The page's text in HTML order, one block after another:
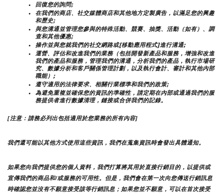
回復您的詢問;
在我們的商店、社交媒體商店和其他地方定製廣告，以滿足您的興趣
和歷史;
與您溝通並管理您參與的特殊活動、競賽、抽獎、活動（如有）、調
查和其他優惠;
操作並與您就我們的社交網路或[移動應用程式]進行溝通;
運營、評估和改進我們的業務（包括開發新產品和服務，增強和改進
我們的產品和服務，管理我們的溝通，分析我們的產品，執行市場研
究、數據分析和客戶關係管理計劃，以及執行會計、審計和其他內部
職能）;
遵守適用的法律要求、相關行業標準和我們的政策;
為避免重複並確保您的資訊的準確性，請定期在內部或通過我們的服
務提供者進行數據清理，鏈接或合併我們的記錄。
[注意：請務必列出包括適用於您業務的所有內容]
我們還可能以其他方式使用這些資訊，我們在蒐集資訊時會發出具體通知。
如果您向我們提供您的個人資料，我們打算將其用於直接行銷目的，以提供或
宣傳我們的商品和/或服務的可用性。但是，我們會在第一次向您傳送行銷訊息
時確認您並沒有不願意接受該等行銷訊息；如果您並不願意，可以在首次接受